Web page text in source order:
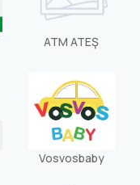
ATM ATEŞ
Vosvosbaby